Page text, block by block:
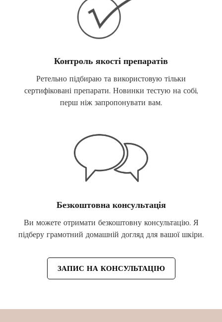
Контроль якості препаратів
Ретельно підбираю та використовую тільки
сертифіковані препарати. Новинки тестую на собі,
перш ніж запропонувати вам.
Безкоштовна консультація
Ви можете отримати безкоштовну консультацію. Я
підберу грамотний домашній догляд для вашої шкіри.
ЗАПИС НА КОНСУЛЬТАЦІЮ